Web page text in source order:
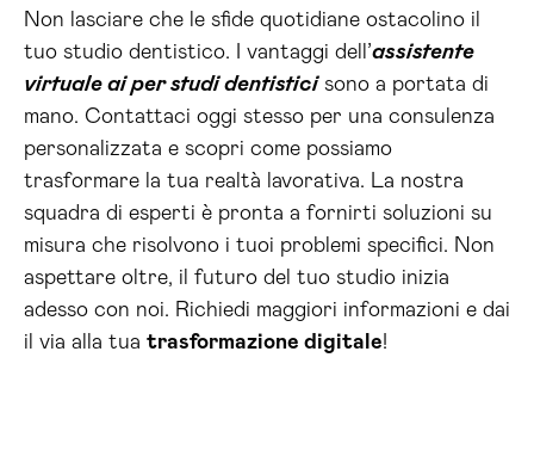
Non lasciare che le sfide quotidiane ostacolino il
tuo studio dentistico. I vantaggi dell’assistente
virtuale ai per studi dentisticisono a portata di
mano. Contattaci oggi stesso per una consulenza
personalizzata e scopri come possiamo
trasformare la tua realtà lavorativa. La nostra
squadra di esperti è pronta a fornirti soluzioni su
misura che risolvono i tuoi problemi specifici. Non
aspettare oltre, il futuro del tuo studio inizia
adesso con noi. Richiedi maggiori informazioni e dai
il via alla tua trasformazione digitale!